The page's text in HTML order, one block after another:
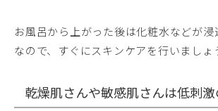
お風呂から上がった後は化粧水などが浸
なので、すぐにスキンケアを行いましょ
乾燥肌さんや敏感肌さんは低刺